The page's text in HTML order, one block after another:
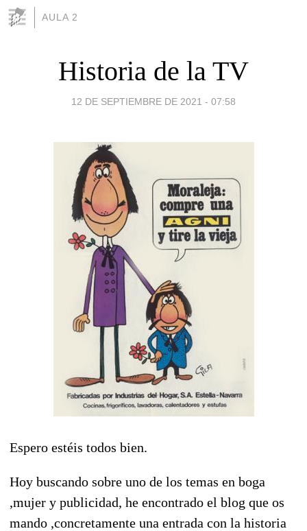
AULA 2
Historia de la TV
12 DE SEPTIEMBRE DE 2021 - 07:58
Espero estéis todos bien.
Hoy buscando sobre uno de los temas en boga
,mujer y publicidad, he encontrado el blog que os
mando ,concretamente una entrada con la historia